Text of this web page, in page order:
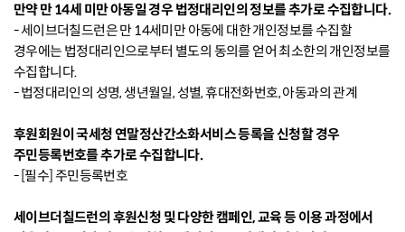
만약 만 14세 미만 아동일 경우 법정대리인의 정보를 추가로 수집합니다.
- 세이브더칠드런은 만 14세미만 아동에 대한 개인정보를 수집할
경우에는 법정대리인으로부터 별도의 동의를 얻어 최소한의 개인정보를
수집합니다.
- 법정대리인의 성명, 생년월일, 성별, 휴대전화번호, 아동과의 관계
후원회원이 국세청 연말정산간소화서비스 등록을 신청할 경우
주민등록번호를 추가로 수집합니다.
- [필수] 주민등록번호
세이브더칠드런의 후원신청 및 다양한 캠페인, 교육 등 이용 과정에서